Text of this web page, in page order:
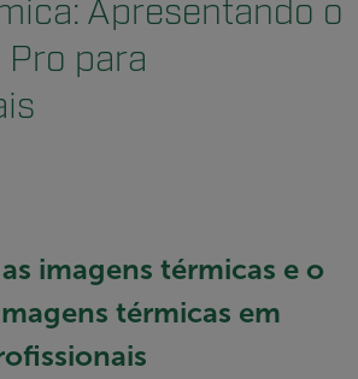
Apresentando o
Pro para
imagens térmicas e o
térmicas em